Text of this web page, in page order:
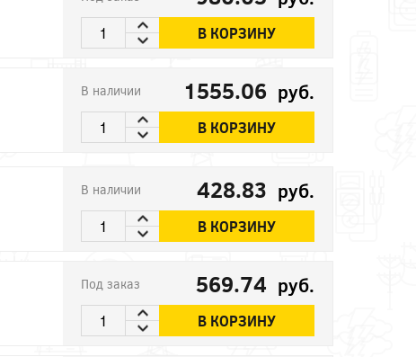
В КОРЗИНУ
В наличии 1555.06 руб.
В КОРЗИНУ
В наличии 428.83 руб.
В КОРЗИНУ
Под заказ 569.74 руб.
В КОРЗИНУ